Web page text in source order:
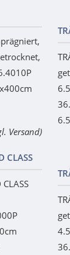
Versand)
CLASS
CLASS